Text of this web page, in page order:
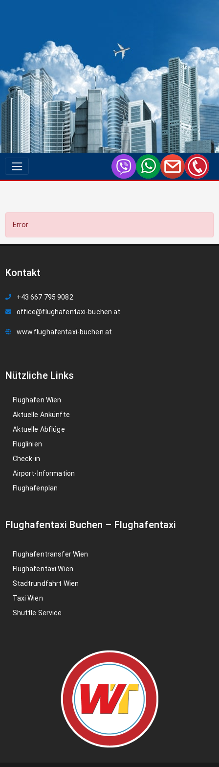
Error
Kontakt
+43 667 795 9082
office@flughafentaxi-buchen.at
www.flughafentaxi-buchen.at
Nützliche Links
Flughafen Wien
Aktuelle Ankünfte
Aktuelle Abflüge
Fluglinien
Check-in
Airport-Information
Flughafenplan
Flughafentaxi Buchen – Flughafentaxi
Flughafentransfer Wien
Flughafentaxi Wien
Stadtrundfahrt Wien
Taxi Wien
Shuttle Service